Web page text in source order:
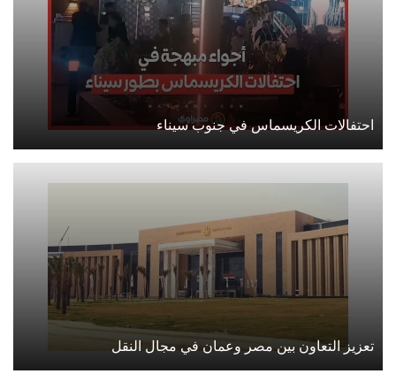
احتفالات الكريسماس في جنوب سيناء
تعزيز التعاون بين مصر وعمان في مجال النقل